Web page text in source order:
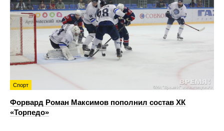
Спорт
Форвард Роман Максимов пополнил состав ХК
«Торпедо»